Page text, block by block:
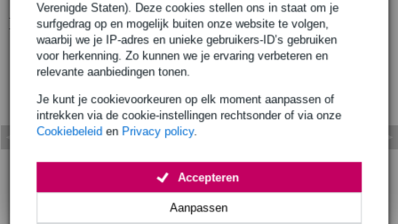
Verenigde Staten). Deze cookies stellen ons in staat om je
surfgedrag op en mogelijk buiten onze website te volgen,
waarbij we je IP-adres en unieke gebruikers-ID’s gebruiken
voor herkenning. Zo kunnen we je ervaring verbeteren en
relevante aanbiedingen tonen.
Je kunt je cookievoorkeuren op elk moment aanpassen of
intrekken via de cookie-instellingen rechtsonder of via onze
Cookiebeleid en Privacy policy.
Aanpassen
Accepteren
Bekijk ook eens (3)